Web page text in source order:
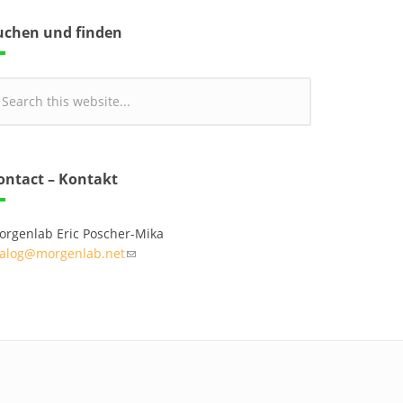
und finden
– Kontakt
Eric Poscher-Mika
(link sends e-mail)